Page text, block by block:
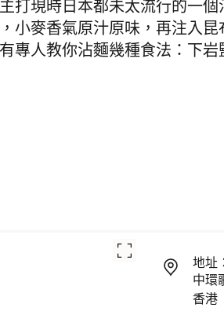
打現時日本都未太流行的一個
小麥香氣原汁原味，再注入
專人教你沾麵幾種食法：下岩
地址：
中環
香港